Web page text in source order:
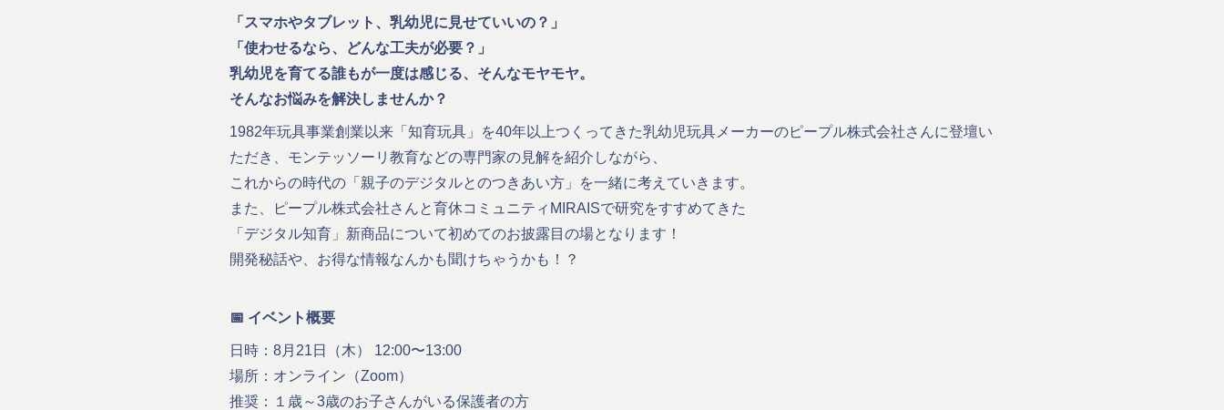
「スマホやタブレット、乳幼児に見せていいの？」
「使わせるなら、どんな工夫が必要？」
乳幼児を育てる誰もが一度は感じる、そんなモヤモヤ。
そんなお悩みを解決しませんか？
1982年玩具事業創業以来「知育玩具」を40年以上つくってきた乳幼児玩具メーカーのピープル株式会社さんに登壇い
ただき、モンテッソーリ教育などの専門家の見解を紹介しながら、
これからの時代の「親子のデジタルとのつきあい方」を一緒に考えていきます。
また、ピープル株式会社さんと育休コミュニティMIRAISで研究をすすめてきた
「デジタル知育」新商品について初めてのお披露目の場となります！
開発秘話や、お得な情報なんかも聞けちゃうかも！？
📅 イベント概要
日時：8月21日（木） 12:00〜13:00
場所：オンライン（Zoom）
推奨：１歳～3歳のお子さんがいる保護者の方